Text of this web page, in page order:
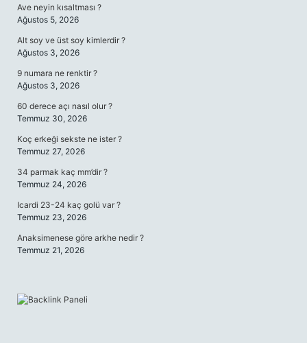
Ave neyin kısaltması ?
Ağustos 5, 2026
Alt soy ve üst soy kimlerdir ?
Ağustos 3, 2026
9 numara ne renktir ?
Ağustos 3, 2026
60 derece açı nasıl olur ?
Temmuz 30, 2026
Koç erkeği sekste ne ister ?
Temmuz 27, 2026
34 parmak kaç mm’dir ?
Temmuz 24, 2026
Icardi 23-24 kaç golü var ?
Temmuz 23, 2026
Anaksimenese göre arkhe nedir ?
Temmuz 21, 2026